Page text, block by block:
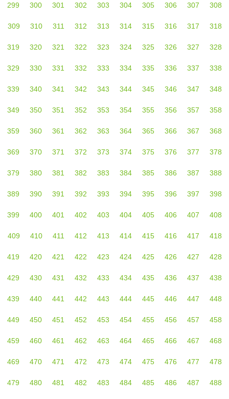
299 300 301 302 303 304 305 306 307 308
309 310 311 312 313 314 315 316 317 318
319 320 321 322 323 324 325 326 327 328
329 330 331 332 333 334 335 336 337 338
339 340 341 342 343 344 345 346 347 348
349 350 351 352 353 354 355 356 357 358
359 360 361 362 363 364 365 366 367 368
369 370 371 372 373 374 375 376 377 378
379 380 381 382 383 384 385 386 387 388
389 390 391 392 393 394 395 396 397 398
399 400 401 402 403 404 405 406 407 408
409 410 411 412 413 414 415 416 417 418
419 420 421 422 423 424 425 426 427 428
429 430 431 432 433 434 435 436 437 438
439 440 441 442 443 444 445 446 447 448
449 450 451 452 453 454 455 456 457 458
459 460 461 462 463 464 465 466 467 468
469 470 471 472 473 474 475 476 477 478
479 480 481 482 483 484 485 486 487 488